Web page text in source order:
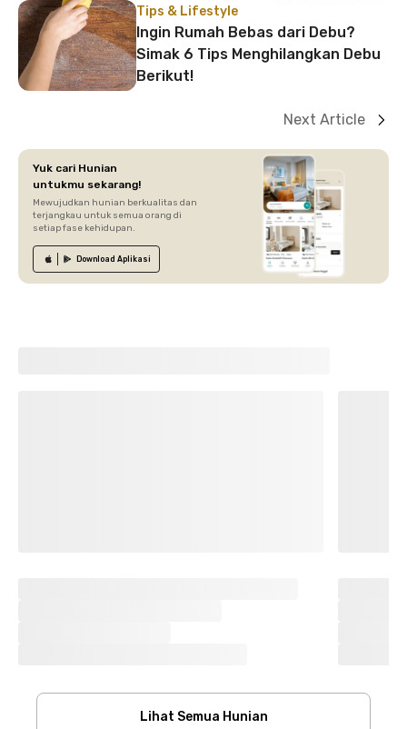
Tips & Lifestyle
Ingin Rumah Bebas dari Debu?
Simak 6 Tips Menghilangkan Debu
Berikut!
Next Article
Yuk cari Hunian
untukmu sekarang!
Mewujudkan hunian berkualitas dan
terjangkau untuk semua orang di
setiap fase kehidupan.
Download Aplikasi
Lihat Semua Hunian